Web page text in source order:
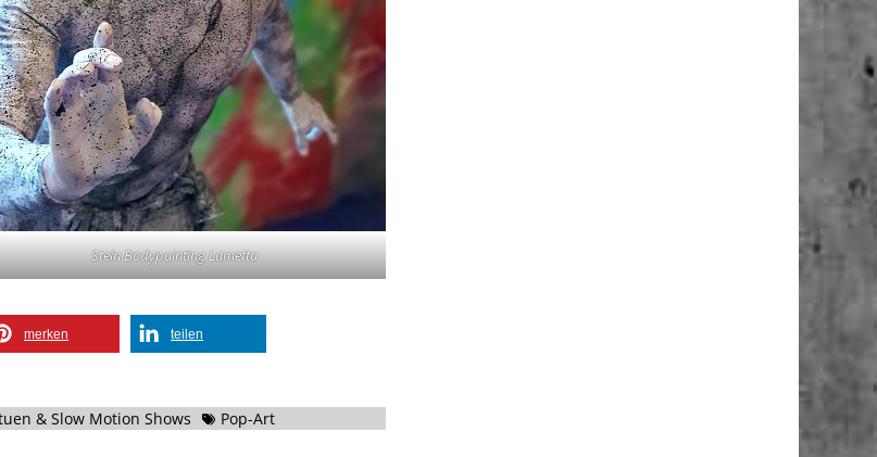
Stein Bodypainting Lametta
merken teilen
& Slow Motion Shows Schlagworte
Pop-Art